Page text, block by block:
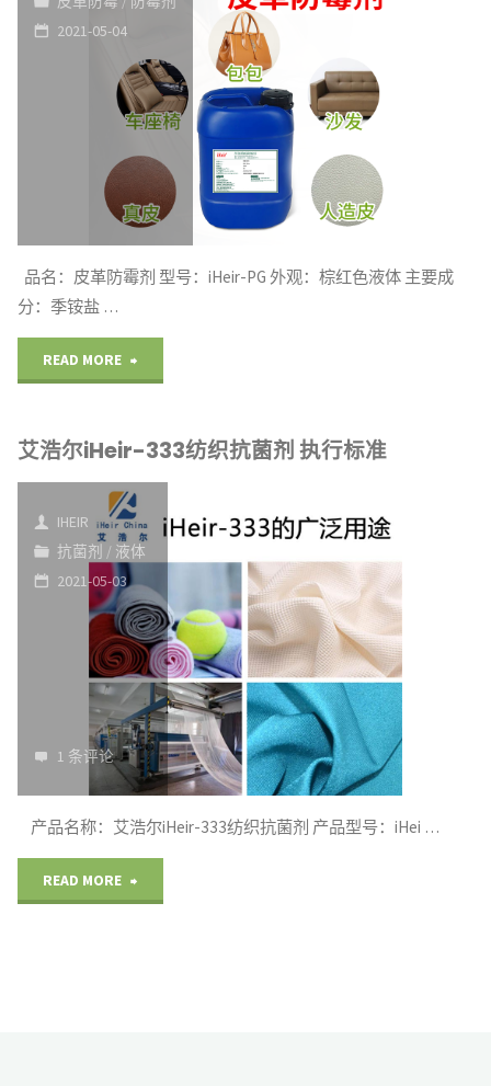
织
防
剂"
2021-05-04
品名：皮革防霉剂 型号：iHeir-PG 外观：棕红色液体 主要成
分：季铵盐 …
READ MORE
尔
PG
皮
革
防
霉
剂"
艾浩尔iHeir-333纺织抗菌剂 执行标准
IHEIR
抗菌剂 / 液体
2021-05-03
1 条评论
产品名称：艾浩尔iHeir-333纺织抗菌剂 产品型号：iHei …
READ MORE